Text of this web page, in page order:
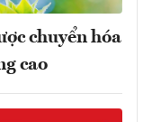
chuyển hóa
cao